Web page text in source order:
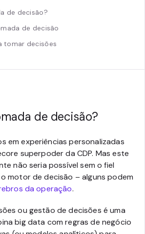
de decisão?
de decisão
tomar decisões
de decisão?
em experiências personalizadas
superpoder da CDP. Mas este
não seria possível sem o fiel
motor de decisão – alguns podem
da operação.
ou gestão de decisões é uma
big data com regras de negócio